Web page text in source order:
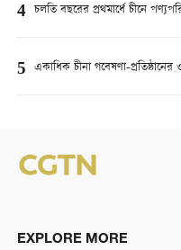
4 চলতি বছরের প্রথমার্ধে চীনে
5 একাধিক চীনা গবেষণা-প্রতিষ্ঠানের
EXPLORE MORE